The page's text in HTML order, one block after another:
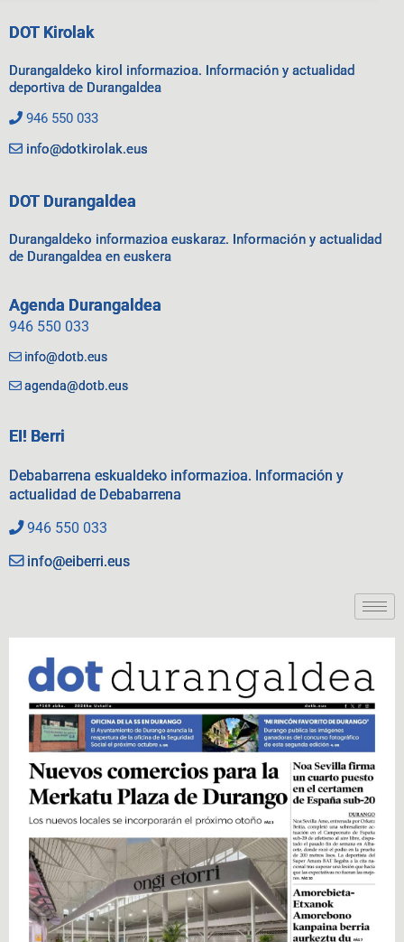
DOT Kirolak
Durangaldeko kirol informazioa. Información y actualidad
deportiva de Durangaldea
946 550 033
info@dotkirolak.eus
DOT Durangaldea
Durangaldeko informazioa euskaraz. Información y actualidad
de Durangaldea en euskera
Agenda Durangaldea
946 550 033
info@dotb.eus
agenda@dotb.eus
EI! Berri
Debabarrena eskualdeko informazioa. Información y
actualidad de Debabarrena
946 550 033
info@eiberri.eus